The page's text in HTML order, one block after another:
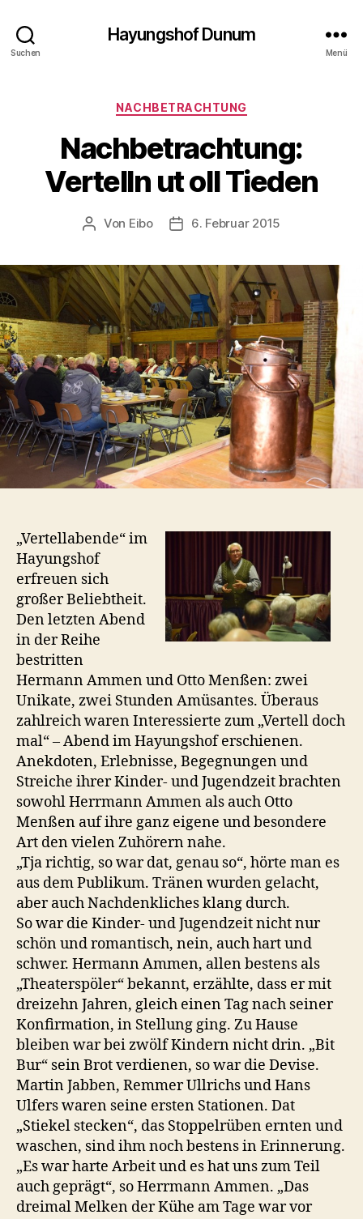
Suchen
Hayungshof Dunum
Menü
Kategorien
NACHBETRACHTUNG
Nachbetrachtung:
Vertelln ut oll Tieden
Beitragsautor
Von Eibo Beitragsdatum
6. Februar 2015
„Vertellabende“ im
Hayungshof
erfreuen sich
großer Beliebtheit.
Den letzten Abend
in der Reihe
bestritten
Hermann Ammen und Otto Menßen: zwei
Unikate, zwei Stunden Amüsantes. Überaus
zahlreich waren Interessierte zum „Vertell doch
mal“ – Abend im Hayungshof erschienen.
Anekdoten, Erlebnisse, Begegnungen und
Streiche ihrer Kinder- und Jugendzeit brachten
sowohl Herrmann Ammen als auch Otto
Menßen auf ihre ganz eigene und besondere
Art den vielen Zuhörern nahe.
„Tja richtig, so war dat, genau so“, hörte man es
aus dem Publikum. Tränen wurden gelacht,
aber auch Nachdenkliches klang durch.
So war die Kinder- und Jugendzeit nicht nur
schön und romantisch, nein, auch hart und
schwer. Hermann Ammen, allen bestens als
„Theaterspöler“ bekannt, erzählte, dass er mit
dreizehn Jahren, gleich einen Tag nach seiner
Konfirmation, in Stellung ging. Zu Hause
bleiben war bei zwölf Kindern nicht drin. „Bit
Bur“ sein Brot verdienen, so war die Devise.
Martin Jabben, Remmer Ullrichs und Hans
Ulfers waren seine ersten Stationen. Dat
„Stiekel stecken“, das Stoppelrüben ernten und
waschen, sind ihm noch bestens in Erinnerung.
„Es war harte Arbeit und es hat uns zum Teil
auch geprägt“, so Herrmann Ammen. „Das
dreimal Melken der Kühe am Tage war vor